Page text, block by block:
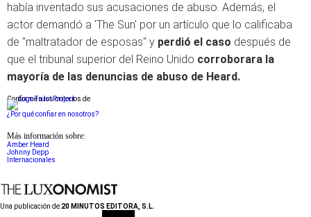
había inventado sus acusaciones de abuso. Además, el
actor demandó a 'The Sun' por un artículo que lo calificaba
de "maltratador de esposas" y perdió el caso después de
que el tribunal superior del Reino Unido corroborara la
mayoría de las denuncias de abuso de Heard.
Conforme a los criterios de
¿Por qué confiar en nosotros?
Más información sobre:
Amber Heard
Johnny Depp
Internacionales
Una publicación de:20 MINUTOS EDITORA, S.L.